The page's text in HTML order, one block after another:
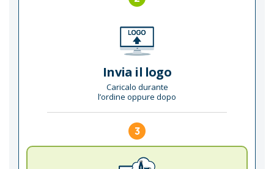
Invia il logo
Caricalo durante
l’ordine oppure dopo
3